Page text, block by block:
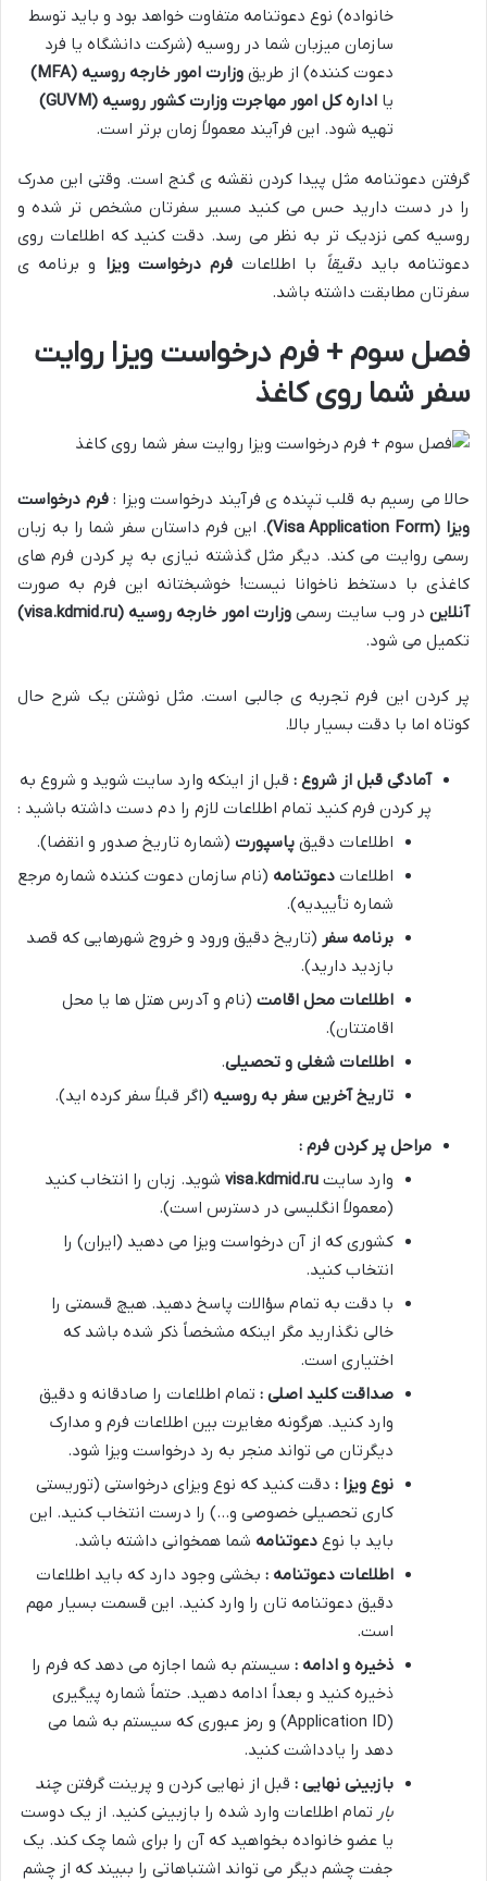
خانواده) نوع دعوتنامه متفاوت خواهد بود و باید توسط
سازمان میزبان شما در روسیه (شرکت دانشگاه یا فرد
دعوت کننده) از طریق وزارت امور خارجه روسیه (MFA)
یا اداره کل امور مهاجرت وزارت کشور روسیه (GUVM)
تهیه شود. این فرآیند معمولاً زمان برتر است.
گرفتن دعوتنامه مثل پیدا کردن نقشه ی گنج است. وقتی این مدرک
را در دست دارید حس می کنید مسیر سفرتان مشخص تر شده و
روسیه کمی نزدیک تر به نظر می رسد. دقت کنید که اطلاعات روی
دعوتنامه بایددقیقاً با اطلاعات فرم درخواست ویزا و برنامه ی
سفرتان مطابقت داشته باشد.
فصل سوم + فرم درخواست ویزا روایت
سفر شما روی کاغذ
حالا می رسیم به قلب تپنده ی فرآیند درخواست ویزا :فرم درخواست
ویزا (Visa Application Form)
. این فرم داستان سفر شما را به زبان
رسمی روایت می کند. دیگر مثل گذشته نیازی به پر کردن فرم های
کاغذی با دستخط ناخوانا نیست! خوشبختانه این فرم به صورت
آنلایندر وب سایت رسمیوزارت امور خارجه روسیه (visa.kdmid.ru)
تکمیل می شود.
پر کردن این فرم تجربه ی جالبی است. مثل نوشتن یک شرح حال
کوتاه اما با دقت بسیار بالا.
آمادگی قبل از شروع : قبل از اینکه وارد سایت شوید و شروع به
پر کردن فرم کنید تمام اطلاعات لازم را دم دست داشته باشید :
اطلاعات دقیق پاسپورت (شماره تاریخ صدور و انقضا).
اطلاعات دعوتنامه (نام سازمان دعوت کننده شماره مرجع
شماره تأییدیه).
برنامه سفر (تاریخ دقیق ورود و خروج شهرهایی که قصد
بازدید دارید).
اطلاعات محل اقامت (نام و آدرس هتل ها یا محل
اقامتتان).
اطلاعات شغلی و تحصیلی.
تاریخ آخرین سفر به روسیه (اگر قبلاً سفر کرده اید).
مراحل پر کردن فرم :
وارد سایت visa.kdmid.ru شوید. زبان را انتخاب کنید
(معمولاً انگلیسی در دسترس است).
کشوری که از آن درخواست ویزا می دهید (ایران) را
انتخاب کنید.
با دقت به تمام سؤالات پاسخ دهید. هیچ قسمتی را
خالی نگذارید مگر اینکه مشخصاً ذکر شده باشد که
اختیاری است.
صداقت کلید اصلی : تمام اطلاعات را صادقانه و دقیق
وارد کنید. هرگونه مغایرت بین اطلاعات فرم و مدارک
دیگرتان می تواند منجر به رد درخواست ویزا شود.
نوع ویزا : دقت کنید که نوع ویزای درخواستی (توریستی
کاری تحصیلی خصوصی و…) را درست انتخاب کنید. این
باید با نوع دعوتنامه شما همخوانی داشته باشد.
اطلاعات دعوتنامه : بخشی وجود دارد که باید اطلاعات
دقیق دعوتنامه تان را وارد کنید. این قسمت بسیار مهم
است.
ذخیره و ادامه : سیستم به شما اجازه می دهد که فرم را
ذخیره کنید و بعداً ادامه دهید. حتماً شماره پیگیری
(Application ID) و رمز عبوری که سیستم به شما می
دهد را یادداشت کنید.
بازبینی نهایی : قبل از نهایی کردن و پرینت گرفتن چند
بار تمام اطلاعات وارد شده را بازبینی کنید. از یک دوست
یا عضو خانواده بخواهید که آن را برای شما چک کند. یک
جفت چشم دیگر می تواند اشتباهاتی را ببیند که از چشم